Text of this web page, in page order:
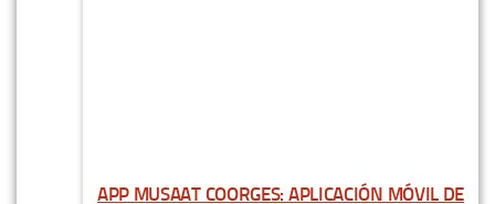
APP MUSAAT COORGES: APLICACIÓN MÓVIL DE